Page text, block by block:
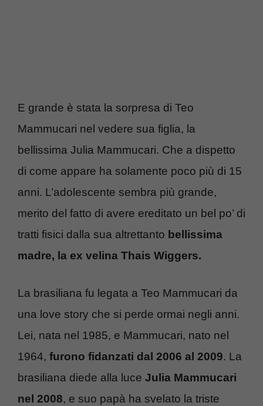
E grande è stata la sorpresa di Teo
Mammucari nel vedere sua figlia, la
bellissima Julia Mammucari. Che a dispetto
di come appare ha solamente poco più di 15
anni. L’adolescente sembra più grande,
merito del fatto di avere ereditato un bel po’ di
tratti fisici dalla sua altrettanto bellissima
madre, la ex velina Thais Wiggers.
La brasiliana fu legata a Teo Mammucari da
una love story che si perde ormai negli anni.
Lei, nata nel 1985, e Mammucari, nato nel
1964, furono fidanzati dal 2006 al 2009. La
brasiliana diede alla luce Julia Mammucari
nel 2008, e suo papà ha svelato la triste